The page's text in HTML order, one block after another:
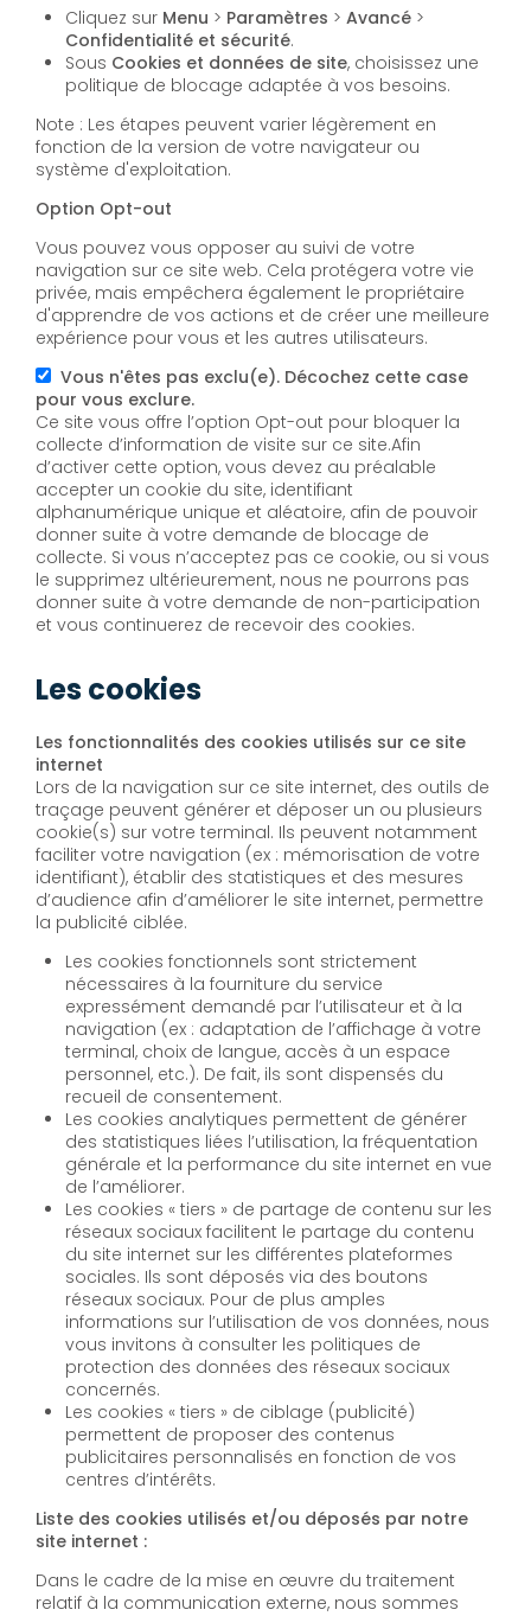
Cliquez sur Menu > Paramètres >Avancé >
Confidentialité et sécurité.
Sous Cookies et données de site, choisissez une
politique de blocage adaptée à vos besoins.
Note : Les étapes peuvent varier légèrement en
fonction de la version de votre navigateur ou
système d'exploitation.
Option Opt-out
Vous pouvez vous opposer au suivi de votre
navigation sur ce site web. Cela protégera votre vie
privée, mais empêchera également le propriétaire
d'apprendre de vos actions et de créer une meilleure
expérience pour vous et les autres utilisateurs.
Vous n'êtes pas exclu(e). Décochez cette case
pour vous exclure.
Ce site vous offre l’option Opt-out pour bloquer la
collecte d’information de visite sur ce site.Afin
d’activer cette option, vous devez au préalable
accepter un cookie du site, identifiant
alphanumérique unique et aléatoire, afin de pouvoir
donner suite à votre demande de blocage de
collecte. Si vous n’acceptez pas ce cookie, ou si vous
le supprimez ultérieurement, nous ne pourrons pas
donner suite à votre demande de non-participation
et vous continuerez de recevoir des cookies.
Les cookies
Les fonctionnalités des cookies utilisés sur ce site
internet
Lors de la navigation sur ce site internet, des outils de
traçage peuvent générer et déposer un ou plusieurs
cookie(s) sur votre terminal. Ils peuvent notamment
faciliter votre navigation (ex : mémorisation de votre
identifiant), établir des statistiques et des mesures
d’audience afin d’améliorer le site internet, permettre
la publicité ciblée.
Les cookies fonctionnels sont strictement
nécessaires à la fourniture du service
expressément demandé par l’utilisateur et à la
navigation (ex : adaptation de l’affichage à votre
terminal, choix de langue, accès à un espace
personnel, etc.). De fait, ils sont dispensés du
recueil de consentement.
Les cookies analytiques permettent de générer
des statistiques liées l’utilisation, la fréquentation
générale et la performance du site internet en vue
de l’améliorer.
Les cookies « tiers » de partage de contenu sur les
réseaux sociaux facilitent le partage du contenu
du site internet sur les différentes plateformes
sociales. Ils sont déposés via des boutons
réseaux sociaux. Pour de plus amples
informations sur l’utilisation de vos données, nous
vous invitons à consulter les politiques de
protection des données des réseaux sociaux
concernés.
Les cookies « tiers » de ciblage (publicité)
permettent de proposer des contenus
publicitaires personnalisés en fonction de vos
centres d’intérêts.
Liste des cookies utilisés et/ou déposés par notre
site internet :
Dans le cadre de la mise en œuvre du traitement
relatif à la communication externe, nous sommes